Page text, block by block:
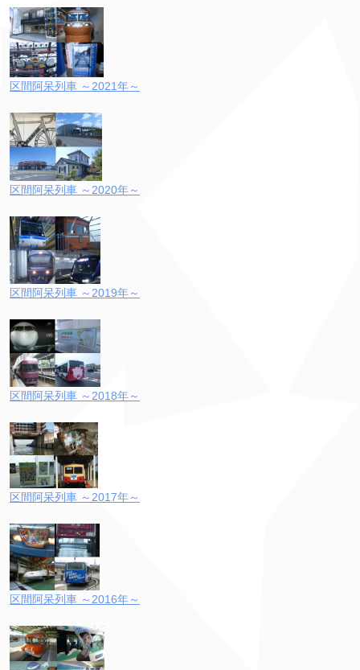
区間阿呆列車 ～2021年～
区間阿呆列車 ～2020年～
区間阿呆列車 ～2019年～
区間阿呆列車 ～2018年～
区間阿呆列車 ～2017年～
区間阿呆列車 ～2016年～